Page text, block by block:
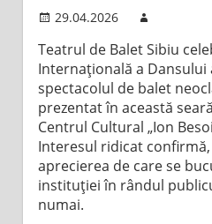
29.04.2026
Teatrul de Balet Sibiu
Internațională a
spectacolul de balet
prezentat în această
Centrul Cultural „Ion
Interesul ridicat
aprecierea de care se
instituției în rândul
numai.